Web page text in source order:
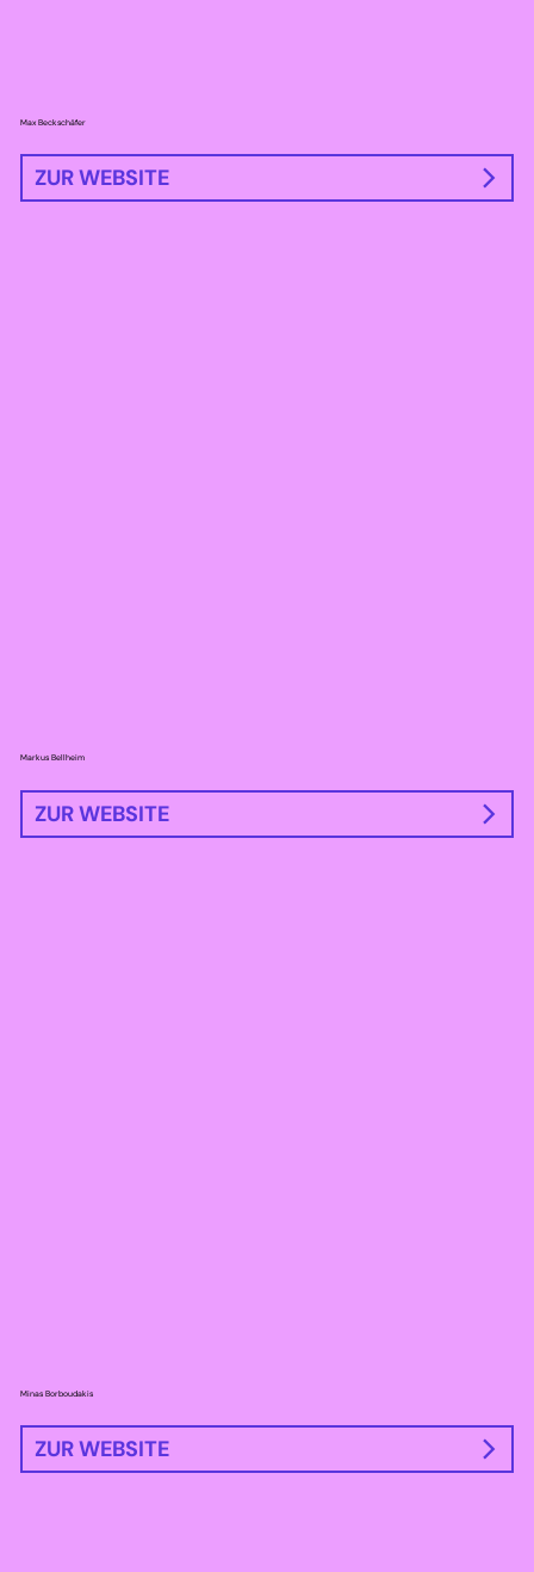
Max Beckschäfer
ZUR WEBSITE
Markus Bellheim
ZUR WEBSITE
Minas Borboudakis
ZUR WEBSITE